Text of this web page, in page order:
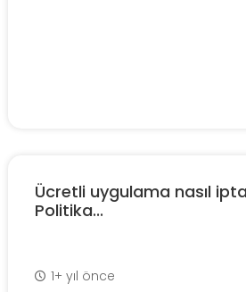
Ücretli uygulama nasıl
Politika...
1+ yıl önce